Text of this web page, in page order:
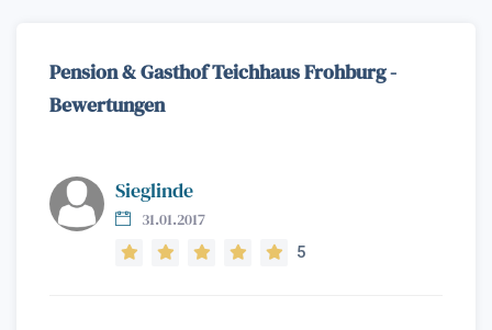
Pension & Gasthof Teichhaus Frohburg -
Bewertungen
Sieglinde
31.01.2017
5